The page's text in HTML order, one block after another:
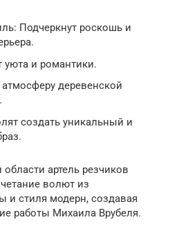
Подчеркнут роскошь и
уюта и романтики.
деревенской
создать уникальный и
артель резчиков
волют из
и стиля модерн, создавая
работы Михаила Врубеля.